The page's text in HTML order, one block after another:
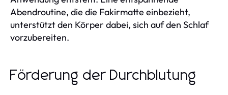
Abendroutine, die die Fakirmatte einbezieht,
unterstützt den Körper dabei, sich auf den Schlaf
vorzubereiten.
Förderung der Durchblutung